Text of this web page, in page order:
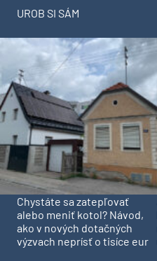
UROB SI SÁM
Chystáte sa zatepľovať
alebo meniť kotol? Návod,
ako v nových dotačných
výzvach neprísť o tisíce eur